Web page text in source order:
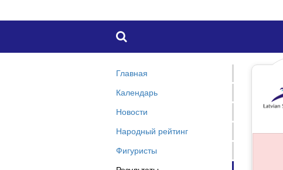

Главная
Календарь
Новости
Народный рейтинг
Фигуристы